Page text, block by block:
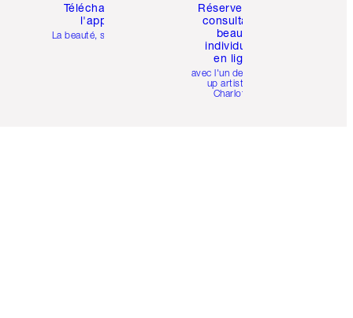
Téléchargez
l'appli
La beauté, simplifiée
Réservez une
consultation
beauté
individuelle
en ligne
avec l'un des make-
up artists de
Charlotte.